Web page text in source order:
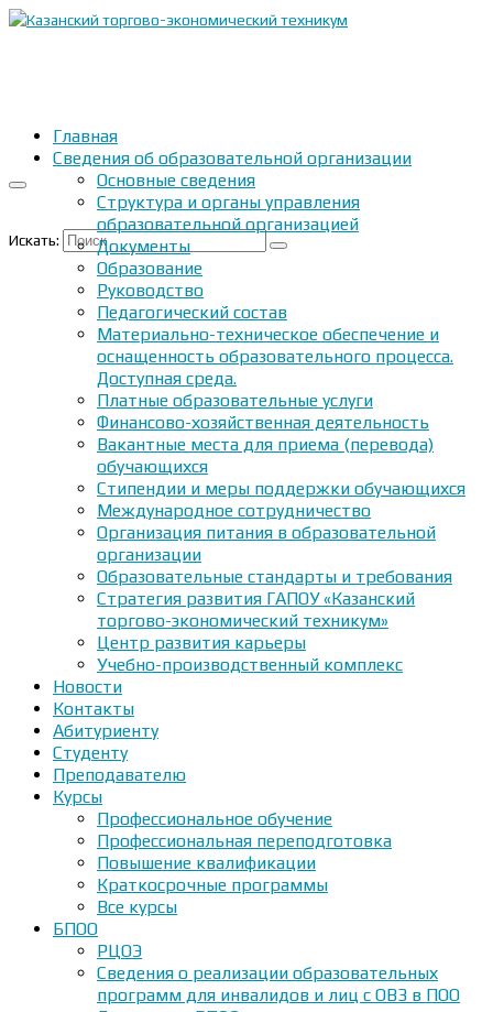
Искать:
Главная
Сведения об образовательной организации
Основные сведения
Структура и органы управления
образовательной организацией
Документы
Образование
Руководство
Педагогический состав
Материально-техническое обеспечение и
оснащенность образовательного процесса.
Доступная среда.
Платные образовательные услуги
Финансово-хозяйственная деятельность
Вакантные места для приема (перевода)
обучающихся
Стипендии и меры поддержки обучающихся
Международное сотрудничество
Организация питания в образовательной
организации
Образовательные стандарты и требования
Стратегия развития ГАПОУ «Казанский
торгово-экономический техникум»
Центр развития карьеры
Учебно-производственный комплекс
Новости
Контакты
Абитуриенту
Студенту
Преподавателю
Курсы
Профессиональное обучение
Профессиональная переподготовка
Повышение квалификации
Краткосрочные программы
Все курсы
БПОО
РЦОЭ
Сведения о реализации образовательных
программ для инвалидов и лиц с ОВЗ в ПОО